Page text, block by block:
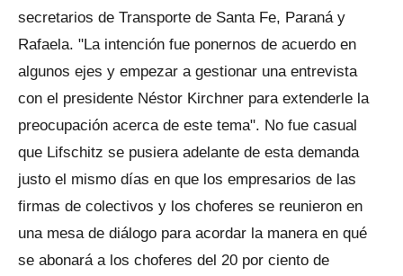
secretarios de Transporte de Santa Fe, Paraná y
Rafaela. "La intención fue ponernos de acuerdo en
algunos ejes y empezar a gestionar una entrevista
con el presidente Néstor Kirchner para extenderle la
preocupación acerca de este tema". No fue casual
que Lifschitz se pusiera adelante de esta demanda
justo el mismo días en que los empresarios de las
firmas de colectivos y los choferes se reunieron en
una mesa de diálogo para acordar la manera en qué
se abonará a los choferes del 20 por ciento de